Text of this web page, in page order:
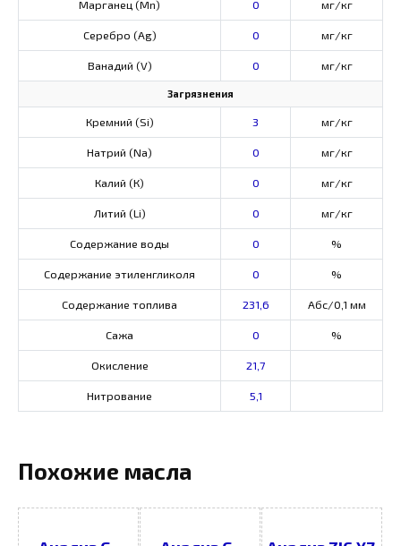
Марганец (Mn) 0 мг/кг
Серебро (Ag) 0 мг/кг
Ванадий (V) 0 мг/кг
Загрязнения
Кремний (Si) 3 мг/кг
Натрий (Na) 0 мг/кг
Калий (К) 0 мг/кг
Литий (Li) 0 мг/кг
Содержание воды 0 %
Содержание этиленгликоля 0 %
Содержание топлива 231,6 Абс/0,1 мм
Сажа 0 %
Окисление 21,7
Нитрование 5,1
Похожие масла